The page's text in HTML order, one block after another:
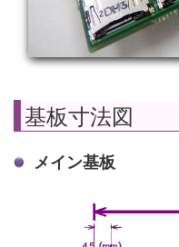
基板寸法図
メイン基板